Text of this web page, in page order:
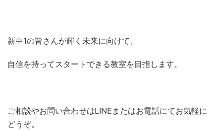
新中1の皆さんが輝く未来に向けて、
自信を持ってスタートできる教室を目指します。
ご相談やお問い合わせはLINEまたはお電話にてお気軽に
どうぞ。